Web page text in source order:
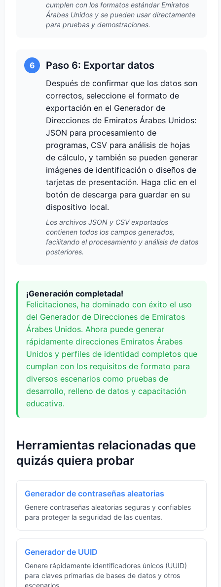
cumplen con los formatos estándar Emiratos
Árabes Unidos y se pueden usar directamente
para pruebas y demostraciones.
6 Paso 6: Exportar datos
Después de confirmar que los datos son
correctos, seleccione el formato de
exportación en el Generador de
Direcciones de Emiratos Árabes Unidos:
JSON para procesamiento de
programas, CSV para análisis de hojas
de cálculo, y también se pueden generar
imágenes de identificación o diseños de
tarjetas de presentación. Haga clic en el
botón de descarga para guardar en su
dispositivo local.
Los archivos JSON y CSV exportados
contienen todos los campos generados,
facilitando el procesamiento y análisis de datos
posteriores.
¡Generación completada!
Felicitaciones, ha dominado con éxito el uso
del Generador de Direcciones de Emiratos
Árabes Unidos. Ahora puede generar
rápidamente direcciones Emiratos Árabes
Unidos y perfiles de identidad completos que
cumplan con los requisitos de formato para
diversos escenarios como pruebas de
desarrollo, relleno de datos y capacitación
educativa.
Herramientas relacionadas que
quizás quiera probar
Generador de contraseñas aleatorias
Genere contraseñas aleatorias seguras y confiables
para proteger la seguridad de las cuentas.
Generador de UUID
Genere rápidamente identificadores únicos (UUID)
para claves primarias de bases de datos y otros
escenarios.